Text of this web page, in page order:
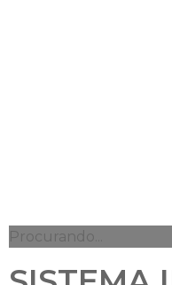
Procurando...